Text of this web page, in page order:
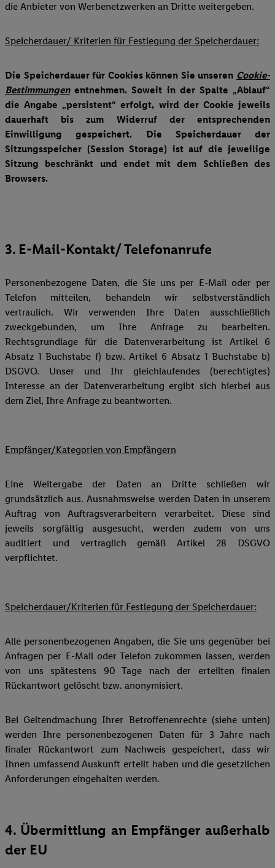
die Anbieter von Werbenetzwerken an Dritte weitergeben.
Speicherdauer/ Kriterien für Festlegung der Speicherdauer:
Die Speicherdauer für Cookies können Sie unseren Cookie-
Bestimmungenentnehmen. Soweit in der Spalte „Ablauf“
die Angabe „persistent“ erfolgt, wird der Cookie jeweils
dauerhaft bis zum Widerruf der entsprechenden
Einwilligung gespeichert. Die Speicherdauer der
Sitzungsspeicher (Session Storage) ist auf die jeweilige
Sitzung beschränkt und endet mit dem Schließen des
Browsers.
3. E-Mail-Kontakt/ Telefonanrufe
Personenbezogene Daten, die Sie uns per E-Mail oder per
Telefon mitteilen, behandeln wir selbstverständlich
vertraulich. Wir verwenden Ihre Daten ausschließlich
zweckgebunden, um Ihre Anfrage zu bearbeiten.
Rechtsgrundlage für die Datenverarbeitung ist Artikel 6
Absatz 1 Buchstabe f) bzw. Artikel 6 Absatz 1 Buchstabe b)
DSGVO. Unser und Ihr gleichlaufendes (berechtigtes)
Interesse an der Datenverarbeitung ergibt sich hierbei aus
dem Ziel, Ihre Anfrage zu beantworten.
Empfänger/Kategorien von Empfängern
Eine Weitergabe der Daten an Dritte schließen wir
grundsätzlich aus. Ausnahmsweise werden Daten in unserem
Auftrag von Auftragsverarbeitern verarbeitet. Diese sind
jeweils sorgfältig ausgesucht, werden zudem von uns
auditiert und vertraglich gemäß Artikel 28 DSGVO
verpflichtet.
Speicherdauer/Kriterien für Festlegung der Speicherdauer:
Alle personenbezogenen Angaben, die Sie uns gegenüber bei
Anfragen per E-Mail oder Telefon zukommen lassen, werden
von uns spätestens 90 Tage nach der erteilten finalen
Rückantwort gelöscht bzw. anonymisiert.
Bei Geltendmachung Ihrer Betroffenenrechte (siehe unten)
werden Ihre personenbezogenen Daten für 3 Jahre nach
finaler Rückantwort zum Nachweis gespeichert, dass wir
Ihnen umfassend Auskunft erteilt haben und die gesetzlichen
Anforderungen eingehalten werden.
4. Übermittlung an Empfänger außerhalb
der EU